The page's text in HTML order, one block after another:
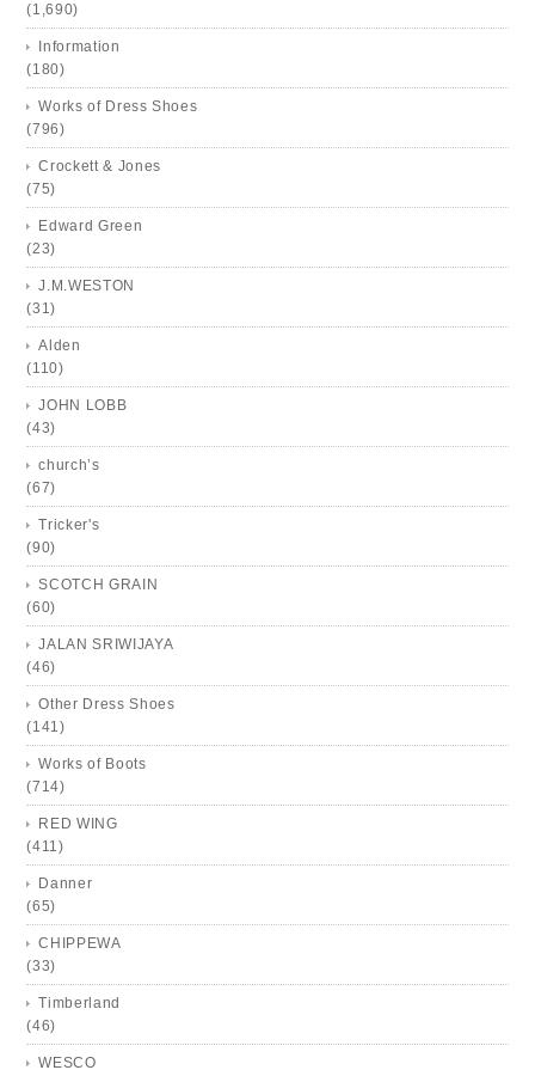
(1,690)
Information
(180)
Works of Dress Shoes
(796)
Crockett & Jones
(75)
Edward Green
(23)
J.M.WESTON
(31)
Alden
(110)
JOHN LOBB
(43)
church’s
(67)
Tricker's
(90)
SCOTCH GRAIN
(60)
JALAN SRIWIJAYA
(46)
Other Dress Shoes
(141)
Works of Boots
(714)
RED WING
(411)
Danner
(65)
CHIPPEWA
(33)
Timberland
(46)
WESCO